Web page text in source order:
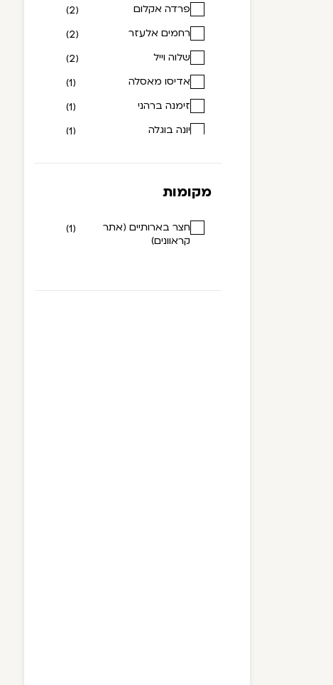
פרדה אקלום
(2)
רחמים אלעזר
(2)
שלוה וייל
(2)
אדיסו מאסלה
(1)
זימנה ברהני
(1)
יונה בוגלה
(1)
עובדיה חזי
(1)
מקומות
חצר בארותיים (אתר
קראוונים)
(1)